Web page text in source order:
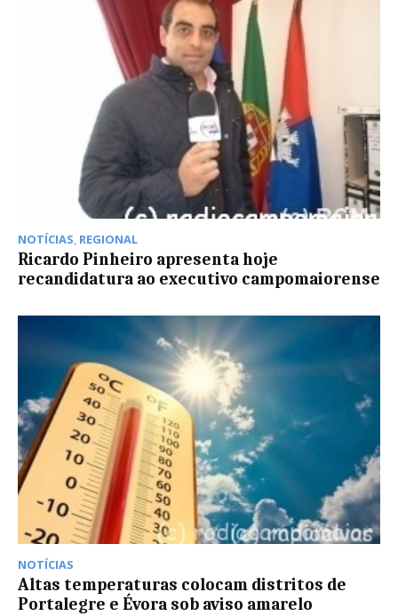
NOTÍCIAS, REGIONAL
Ricardo Pinheiro apresenta hoje
recandidatura ao executivo campomaiorense
NOTÍCIAS
Altas temperaturas colocam distritos de
Portalegre e Évora sob aviso amarelo